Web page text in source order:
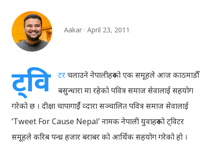
Aakar April 23, 2011
ट्वि टरचलाउने नेपालीहरुको एक समूहले आज काठमाडौँ
बसुन्धारा मा रहेको पवित्र समाज सेवालाई सहयोग
गरेको छ । दीक्षा चापागाईँ व्दारा सञ्चालित पवित्र समाज सेवालाई
‘Tweet For Cause Nepal’ नामक नेपाली युवाहरुको ट्विटर
समूहले करिब पन्ध्र हजार बराबर को आर्थिक सहयोग गरेको हो ।